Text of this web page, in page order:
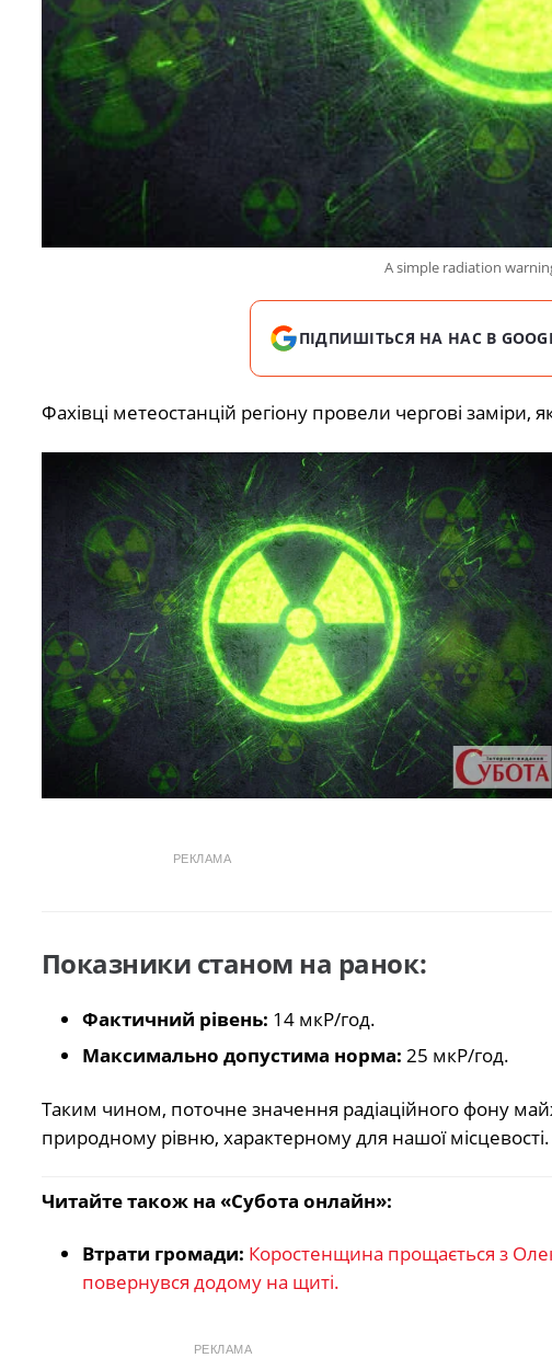
A simple radiation
ПІДПИШІТЬСЯ НА НАС В
Фахівці метеостанцій регіону провели чергові заміри,
РЕКЛАМА
Показники станом на ранок:
Фактичний рівень: 14 мкР/год.
Максимально допустима норма: 25 мкР/год.
Таким чином, поточне значення радіаційного фону
природному рівню, характерному для нашої місцевості.
Читайте також на «Субота онлайн»:
Втрати громади: Коростенщина прощається з
повернувся додому на щиті.
РЕКЛАМА